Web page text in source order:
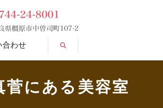
合わせ search
にある美容室